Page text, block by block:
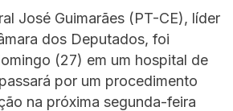
José Guimarães (PT-CE), líder
dos Deputados, foi
(27) em um hospital de
por um procedimento
na próxima segunda-feira